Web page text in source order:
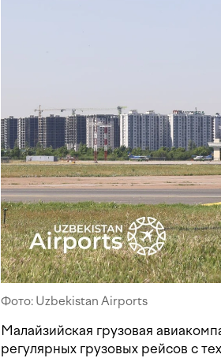
Фото: Uzbekistan Airports
Малайзийская грузовая
регулярных грузовых рейсов с